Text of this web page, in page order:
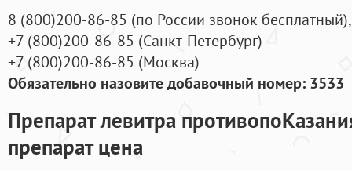
8 (800)200-86-85 (по России звонок бесплатный),
+7 (800)200-86-85 (Санкт-Петербург)
+7 (800)200-86-85 (Москва)
Обязательно назовите добавочный номер: 3533
Препарат левитра
препарат цена